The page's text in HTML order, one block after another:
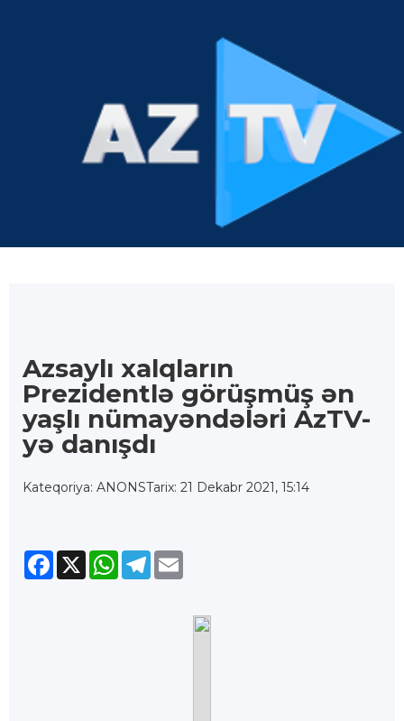
Azsaylı xalqların
Prezidentlə görüşmüş ən
yaşlı nümayəndələri AzTV-
yə danışdı
Kateqoriya: ANONSTarix: 21 Dekabr 2021, 15:14
Facebook
X WhatsApp
Telegram